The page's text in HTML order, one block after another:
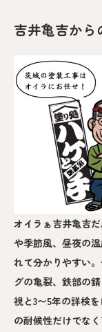
吉井亀吉から
オイラぁ吉井亀吉
や季節風、昼夜の
れて分かりやすい
グの亀裂、鉄部の
視と3〜5年の詳検
の耐候性だけでな